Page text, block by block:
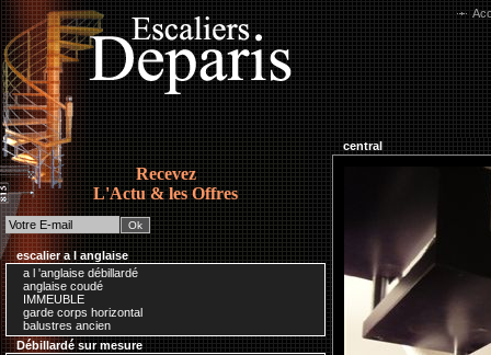
Recevez
L'Actu & les Offres
escalier a l anglaise
a l 'anglaise débillardé
anglaise coudé
IMMEUBLE
garde corps horizontal
balustres ancien
Débillardé sur mesure
central